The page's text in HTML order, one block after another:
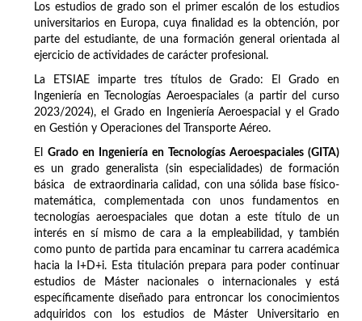
Los estudios de grado son el primer escalón de los estudios
universitarios en Europa, cuya finalidad es la obtención, por
parte del estudiante, de una formación general orientada al
ejercicio de actividades de carácter profesional.
La ETSIAE imparte tres títulos de Grado: El Grado en
Ingeniería en Tecnologías Aeroespaciales (a partir del curso
2023/2024), el Grado en Ingeniería Aeroespacial y el Grado
en Gestión y Operaciones del Transporte Aéreo.
El Grado en Ingeniería en Tecnologías Aeroespaciales (GITA)
es un grado generalista (sin especialidades) de formación
básica de extraordinaria calidad, con una sólida base físico-
matemática, complementada con unos fundamentos en
tecnologías aeroespaciales que dotan a este título de un
interés en sí mismo de cara a la empleabilidad, y también
como punto de partida para encaminar tu carrera académica
hacia la I+D+i. Esta titulación prepara para poder continuar
estudios de Máster nacionales o internacionales y está
específicamente diseñado para entroncar los conocimientos
adquiridos con los estudios de Máster Universitario en